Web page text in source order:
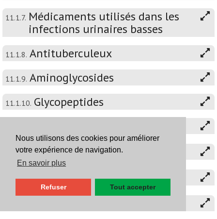
Nous utilisons des cookies pour améliorer
votre expérience de navigation.
En savoir plus
Refuser Tout accepter
11.1.7. Médicaments utilisés dans les
infections urinaires basses
11.1.8. Antituberculeux
11.1.9. Aminoglycosides
11.1.10. Glycopeptides
11.2. Antimycosiques
11.3. Antiparasitaires